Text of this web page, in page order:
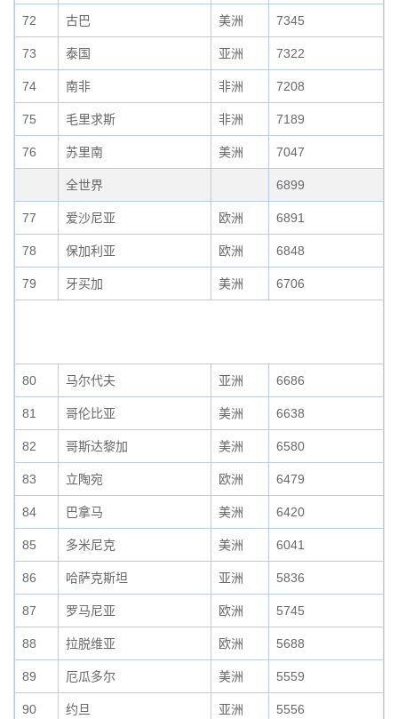
72 古巴 美洲 7345
73 泰国 亚洲 7322
74 南非 非洲 7208
75 毛里求斯 非洲 7189
76 苏里南 美洲 7047
全世界 6899
77 爱沙尼亚 欧洲 6891
78 保加利亚 欧洲 6848
79 牙买加 美洲 6706
80 马尔代夫 亚洲 6686
81 哥伦比亚 美洲 6638
82 哥斯达黎加 美洲 6580
83 立陶宛 欧洲 6479
84 巴拿马 美洲 6420
85 多米尼克 美洲 6041
86 哈萨克斯坦 亚洲 5836
87 罗马尼亚 欧洲 5745
88 拉脱维亚 欧洲 5688
89 厄瓜多尔 美洲 5559
90 约旦 亚洲 5556